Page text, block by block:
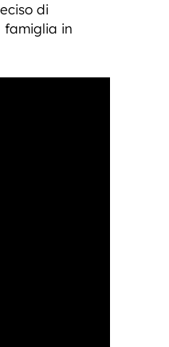
di
famiglia in